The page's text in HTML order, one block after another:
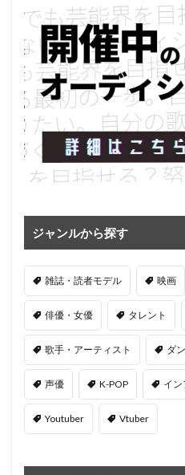
ジャンルから探す
雑誌・読者モデル 映画
俳優・女優 タレント
歌手・アーティスト ダ
声優 K-POP イ
Youtuber Vtuber